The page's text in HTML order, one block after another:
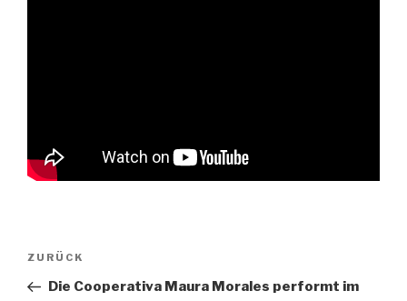
Beitragsnavigation
Vorheriger
Beitrag
ZURÜCK
Die Cooperativa Maura Morales performt im